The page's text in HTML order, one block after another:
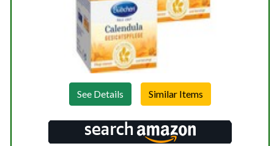
See Details